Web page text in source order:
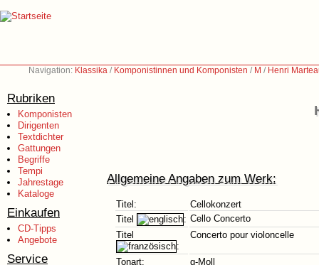
Navigation: Klassika / Komponistinnen und Komponisten / M / Henri
Rubriken
Komponisten
Dirigenten
Textdichter
Gattungen
Begriffe
Tempi
Jahrestage
Kataloge
Einkaufen
CD-Tipps
Angebote
Service
Allgemeine Angaben zum Werk:
Titel:
Cellokonzert
Titel
: Cello Concerto
Titel
:
Concerto pour violoncelle
Tonart:
g-Moll